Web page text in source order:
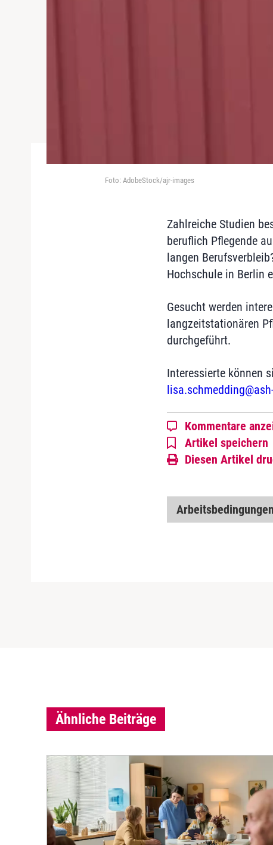
Foto: AdobeStock/ajr-images
Zahlreiche Studien
beruflich Pflegende
langen
Hochschule in Berlin
Gesucht werden
langzeitstationären
durchgeführt.
Interessierte können
Kommentare
Artikel speichern
Diesen Artikel
Arbeitsbedingungen
Ähnliche Beiträge